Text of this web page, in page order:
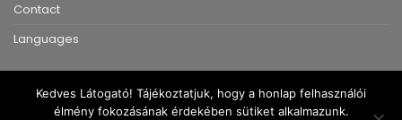
Contact
Languages
Kedves Látogató! Tájékoztatjuk, hogy a honlap felhasználói
élmény fokozásának érdekében sütiket alkalmazunk.